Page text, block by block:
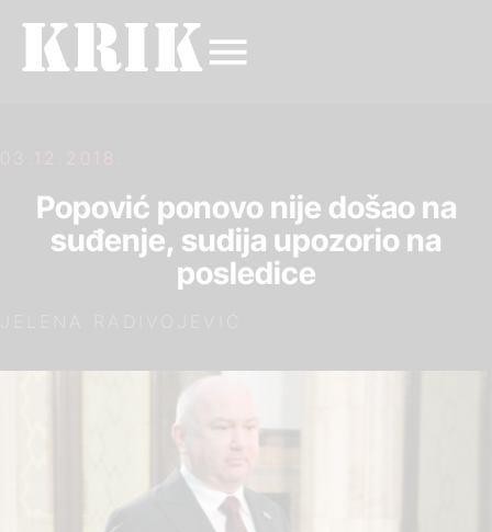
03.12.2018.
Popović ponovo nije došao na
suđenje, sudija upozorio na
posledice